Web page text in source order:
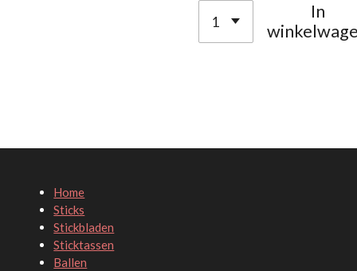
In
Home
Sticks
Stickbladen
Sticktassen
Ballen